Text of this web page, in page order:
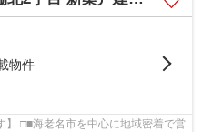
物件
】 □■海老名市を中心に地域密着で営